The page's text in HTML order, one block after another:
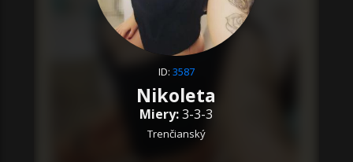
ID: 3587
Nikoleta
Miery:3-3-3
Trenčianský